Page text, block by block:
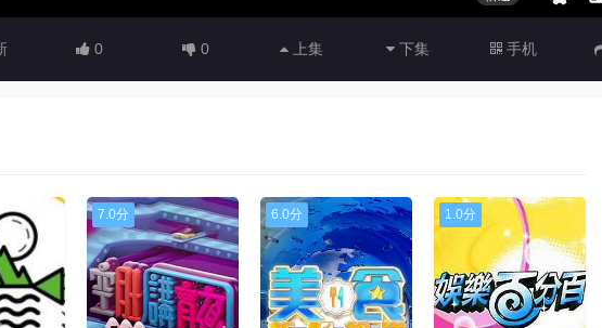
0 0 上集 下集 手机
7.0分 6.0分 1.0分